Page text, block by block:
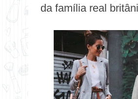
da família real